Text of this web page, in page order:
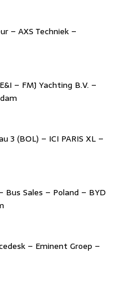
– AXS Techniek –
– FMJ Yachting B.V. –
3 (BOL) – ICI PARIS XL –
Bus Sales – Poland – BYD
– Eminent Groep –